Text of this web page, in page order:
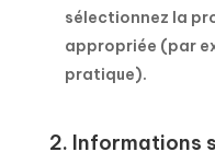
sélectionnez la
appropriée (par
pratique).
2. Informations